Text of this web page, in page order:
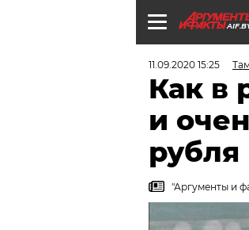
11.09.2020 15:25
Как в
и
рубля
"Аргументы и